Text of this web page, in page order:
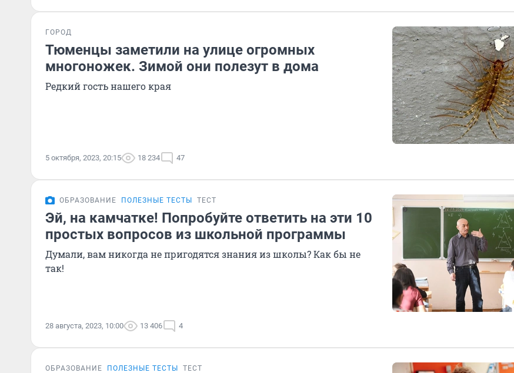
ГОРОД
Тюменцы заметили на улице огромных
многоножек. Зимой они полезут в дома
Редкий гость нашего края
5 октября, 2023, 20:15 18 234 47
ОБРАЗОВАНИЕ ПОЛЕЗНЫЕ ТЕСТЫ ТЕСТ
Эй, на камчатке! Попробуйте ответить на эти 10
простых вопросов из школьной программы
Думали, вам никогда не пригодятся знания из школы? Как бы не
так!
28 августа, 2023, 10:00 13 406 4
ОБРАЗОВАНИЕ ПОЛЕЗНЫЕ ТЕСТЫ ТЕСТ